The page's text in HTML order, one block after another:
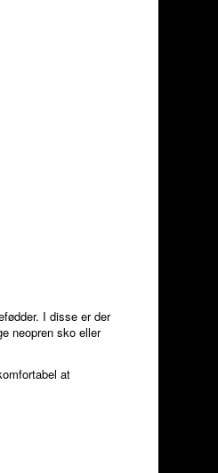
I disse er der
neopren sko eller
at